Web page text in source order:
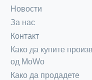
Новости
За нас
Контакт
Како да купите
од MoWo
Како да продадете